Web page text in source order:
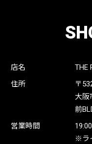
店名
THE
住所
〒
大阪
前
営業時間
※ラ